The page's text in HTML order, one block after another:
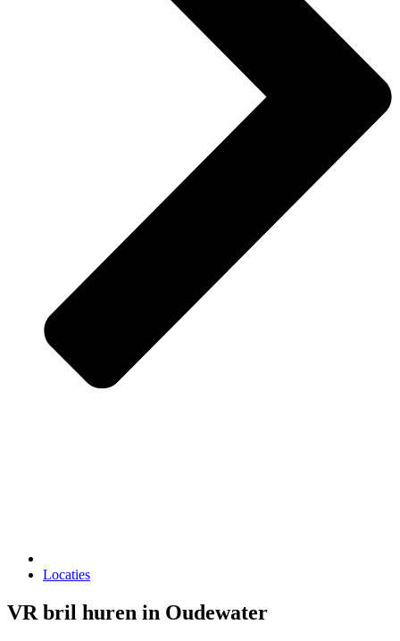
Locaties
VR bril huren in Oudewater